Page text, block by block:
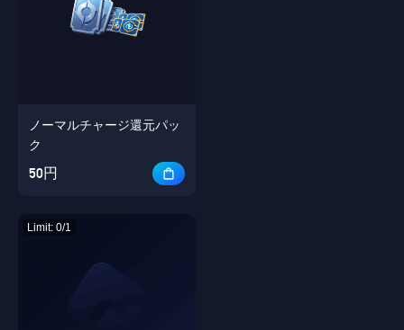
わかりました
ノーマルチャージ還元パッ
ク
50円
Limit: 0/1